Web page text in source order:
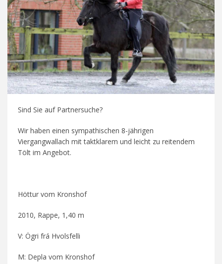
Sind Sie auf Partnersuche?
Wir haben einen sympathischen 8-jährigen
Viergangwallach mit taktklarem und leicht zu reitendem
Tölt im Angebot.
Höttur vom Kronshof
2010, Rappe, 1,40 m
V: Ögri frá Hvolsfelli
M: Depla vom Kronshof